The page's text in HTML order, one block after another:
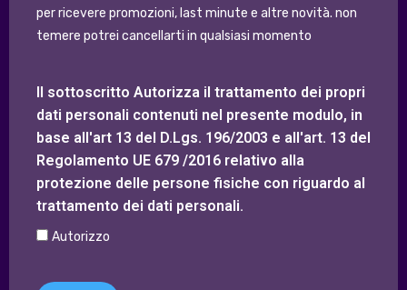
per ricevere promozioni, last minute e altre novità. non
temere potrei cancellarti in qualsiasi momento
Il sottoscritto Autorizza il trattamento dei propri
dati personali contenuti nel presente modulo, in
base all'art 13 del D.Lgs. 196/2003 e all'art. 13 del
Regolamento UE 679 /2016 relativo alla
protezione delle persone fisiche con riguardo al
trattamento dei dati personali.
Autorizzo